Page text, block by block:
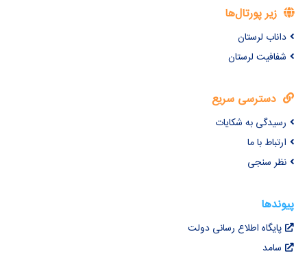
زیر پورتال‌ها
داناب لرستان
شفافیت لرستان
دسترسی سریع
رسیدگی به شکایات
ارتباط با ما
نظر سنجی
پیوندها
پایگاه اطلاع رسانی دولت
سامد